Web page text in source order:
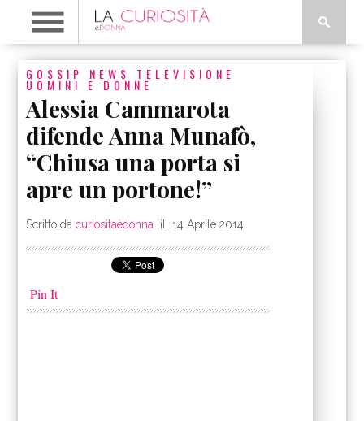
GOSSIP NEWS TELEVISIONE
UOMINI E DONNE
Alessia Cammarota
difende Anna Munafò,
“Chiusa una porta si
apre un portone!”
Scritto dacuriositaèdonna il14 Aprile 2014
Pin It